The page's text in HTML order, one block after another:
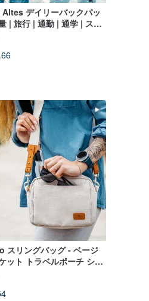
デイリーバックパッ
| 旅行 | 通勤 | 通学 | スク
スリングバッグ - ベージ
ット トラベルポーチ ショ